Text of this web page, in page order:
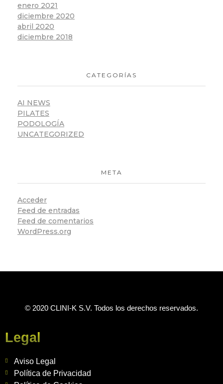
enero 2021
diciembre 2020
abril 2020
diciembre 2018
CATEGORÍAS
AI NEWS
PILATES
PODOLOGÍA
UNCATEGORIZED
META
Acceder
Feed de entradas
Feed de comentarios
WordPress.org
© 2020 CLINI-K S.V. Todos los derechos reservados.
Legal
Aviso Legal
Política de Privacidad